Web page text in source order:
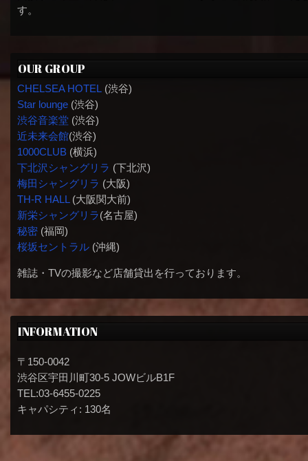
す。
OUR GROUP
CHELSEA HOTEL (渋谷)
Star lounge(渋谷)
渋谷音楽堂(渋谷)
近未来会館(渋谷)
1000CLUB(横浜)
下北沢シャングリラ (下北沢)
梅田シャングリラ (大阪)
TH-R HALL(大阪関大前)
新栄シャングリラ(名古屋)
秘密(福岡)
桜坂セントラル(沖縄)
雑誌・TVの撮影など店舗貸出を行っております。
INFORMATION
〒150-0042
渋谷区宇田川町30-5 JOWビルB1F
TEL:03-6455-0225
キャパシティ: 130名